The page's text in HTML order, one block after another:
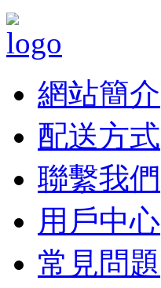
網站簡介
配送方式
聯繫我們
用戶中心
常見問題